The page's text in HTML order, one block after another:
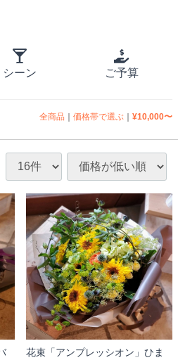
シーン ご予算
全商品 価格帯で選ぶ ¥10,000〜
花束「アンプレッシオン」ひま